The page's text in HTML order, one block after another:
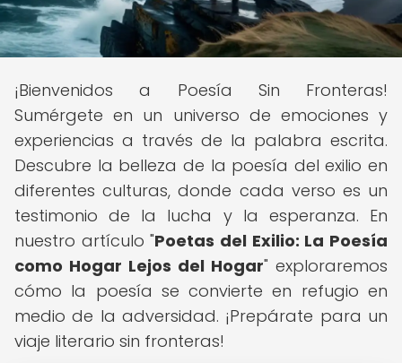
¡Bienvenidos a Poesía Sin Fronteras!
Sumérgete en un universo de emociones y
experiencias a través de la palabra escrita.
Descubre la belleza de la poesía del exilio en
diferentes culturas, donde cada verso es un
testimonio de la lucha y la esperanza. En
nuestro artículo "Poetas del Exilio: La Poesía
como Hogar Lejos del Hogar" exploraremos
cómo la poesía se convierte en refugio en
medio de la adversidad. ¡Prepárate para un
viaje literario sin fronteras!